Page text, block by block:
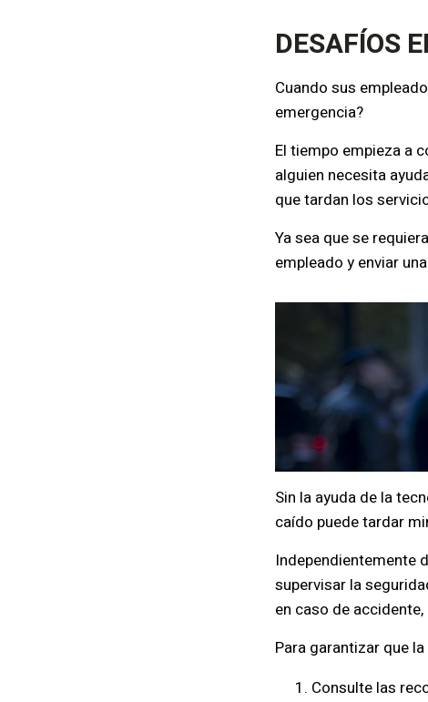
DESAFÍOS
Cuando sus
emergencia?
El tiempo empieza a
alguien necesita
que tardan los
Ya sea que se
empleado y enviar
Sin la ayuda de la
caído puede tardar
Independientemente
supervisar la
en caso de
Para garantizar que
Consulte las